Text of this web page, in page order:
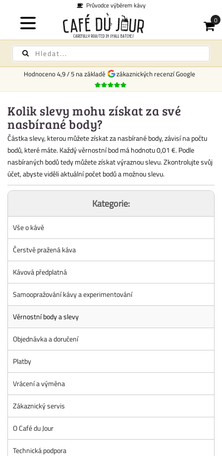
Průvodce výběrem kávy
Hodnoceno4,9/5 na základě zákaznických recenzí Google
Kolik slevy mohu získat za své
nasbírané body?
Částka slevy, kterou můžete získat za nasbírané body, závisí na počtu
bodů, které máte. Každý věrnostní bod má hodnotu 0,01 €. Podle
nasbíraných bodů tedy můžete získat výraznou slevu. Zkontrolujte svůj
účet, abyste viděli aktuální počet bodů a možnou slevu.
Kategorie:
Vše o kávě
Čerstvě pražená káva
Kávová předplatná
Samoopražování kávy a experimentování
Věrnostní body a slevy
Objednávka a doručení
Platby
Vrácení a výměna
Zákaznický servis
O Café du Jour
Technická podpora